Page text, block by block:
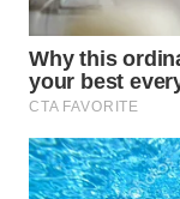
WN
LABUANBAJO
BORNEO